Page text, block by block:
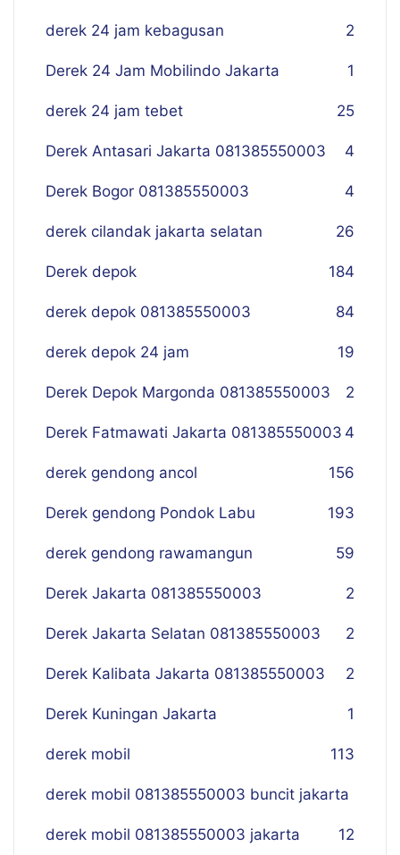
derek 24 jam kebagusan 2
Derek 24 Jam Mobilindo Jakarta 1
derek 24 jam tebet 25
Derek Antasari Jakarta 081385550003 4
Derek Bogor 081385550003 4
derek cilandak jakarta selatan 26
Derek depok 184
derek depok 081385550003 84
derek depok 24 jam 19
Derek Depok Margonda 081385550003 2
Derek Fatmawati Jakarta 081385550003 4
derek gendong ancol 156
Derek gendong Pondok Labu 193
derek gendong rawamangun 59
Derek Jakarta 081385550003 2
Derek Jakarta Selatan 081385550003 2
Derek Kalibata Jakarta 081385550003 2
Derek Kuningan Jakarta 1
derek mobil 113
derek mobil 081385550003 buncit jakarta
12
derek mobil 081385550003 jakarta